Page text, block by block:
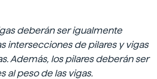
deberán ser igualmente
intersecciones de pilares y vigas
Además, los pilares deberán ser
al peso de las vigas.